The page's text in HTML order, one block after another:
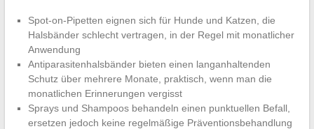
Spot-on-Pipetten eignen sich für Hunde und Katzen, die
Halsbänder schlecht vertragen, in der Regel mit monatlicher
Anwendung
Antiparasitenhalsbänder bieten einen langanhaltenden
Schutz über mehrere Monate, praktisch, wenn man die
monatlichen Erinnerungen vergisst
Sprays und Shampoos behandeln einen punktuellen Befall,
ersetzen jedoch keine regelmäßige Präventionsbehandlung